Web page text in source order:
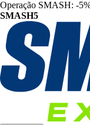
Operação SMASH: -
SMASH5